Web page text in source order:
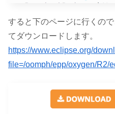
すると下のページに行くの
てダウンロードします。
https://www.eclipse.org/
file=/oomph/epp/oxygen/R2/